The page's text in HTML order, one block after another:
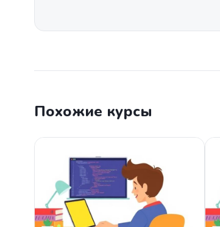
Похожие курсы